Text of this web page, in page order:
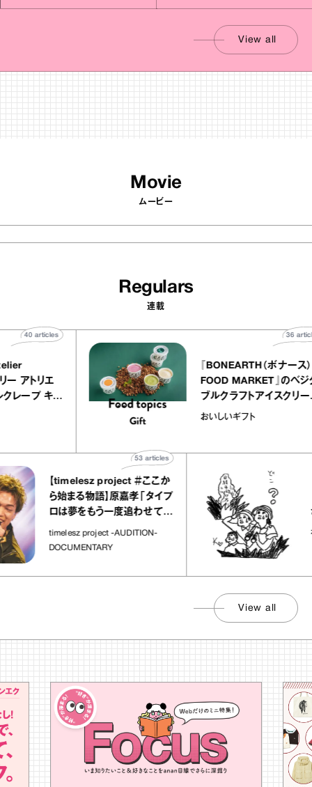
View all
Movie
ムービー
Regulars
連載
atelier
イクアリー アトリエ
』のミルクレープ キャ
40
『BONEARTH（ボ
FOOD MARKET
ブルクラフトアイ
｜真野知子の「お
おいしいギフト
【timelesz project ＃ここか
ら始まる物語】原嘉孝「タイプ
ロは夢をもう一度追わせてく
れた場所」
timelesz project -AUDITION-
DOCUMENTARY
articles
さんが
社会の
View all